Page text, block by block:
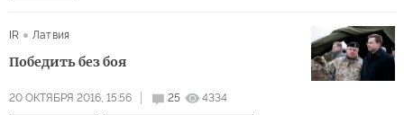
IR Латвия
Победить без боя
20 ОКТЯБРЯ 2016, 15:56 25 4334